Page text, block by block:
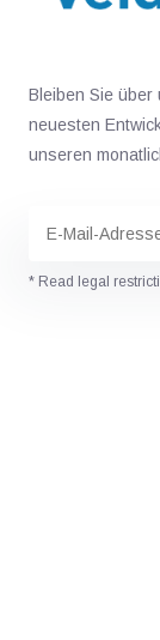
Bleiben Sie über
neuesten
unseren
* Read legal